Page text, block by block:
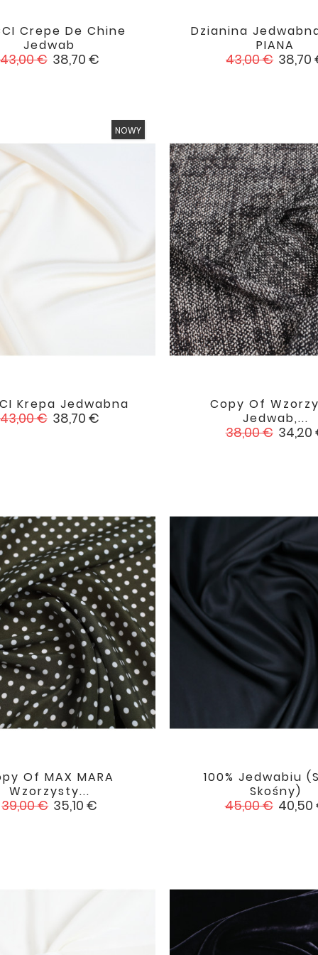
Crepe De Chine
Jedwab
43,00 € Cena
38,70 €

Dzianina
PIANA
Cena
43,00 € Cena
38,70

NOWY
Krepa Jedwabna
43,00 € Cena
38,70 €
 favorite
Copy Of
Jedwab,...
Cena
38,00 € Cena
34,20

Of MAX MARA
Wzorzysty...
Cena
39,00 € Cena
35,10 €

100% Jedwabiu
Skośny)
Cena
45,00 € Cena
40,50
